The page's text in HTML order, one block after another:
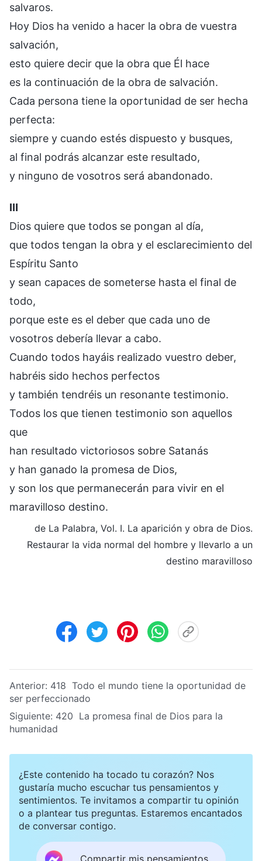
salvaros.
Hoy Dios ha venido a hacer la obra de vuestra
salvación,
esto quiere decir que la obra que Él hace
es la continuación de la obra de salvación.
Cada persona tiene la oportunidad de ser hecha
perfecta:
siempre y cuando estés dispuesto y busques,
al final podrás alcanzar este resultado,
y ninguno de vosotros será abandonado.
Ⅲ
Dios quiere que todos se pongan al día,
que todos tengan la obra y el esclarecimiento del
Espíritu Santo
y sean capaces de someterse hasta el final de
todo,
porque este es el deber que cada uno de
vosotros debería llevar a cabo.
Cuando todos hayáis realizado vuestro deber,
habréis sido hechos perfectos
y también tendréis un resonante testimonio.
Todos los que tienen testimonio son aquellos
que
han resultado victoriosos sobre Satanás
y han ganado la promesa de Dios,
y son los que permanecerán para vivir en el
maravilloso destino.
de La Palabra, Vol. I. La aparición y obra de Dios.
Restaurar la vida normal del hombre y llevarlo a un
destino maravilloso
Anterior: 418 Todo el mundo tiene la oportunidad de
ser perfeccionado
Siguiente: 420 La promesa final de Dios para la
humanidad
¿Este contenido ha tocado tu corazón? Nos
gustaría mucho escuchar tus pensamientos y
sentimientos. Te invitamos a compartir tu opinión
o a plantear tus preguntas. Estaremos encantados
de conversar contigo.